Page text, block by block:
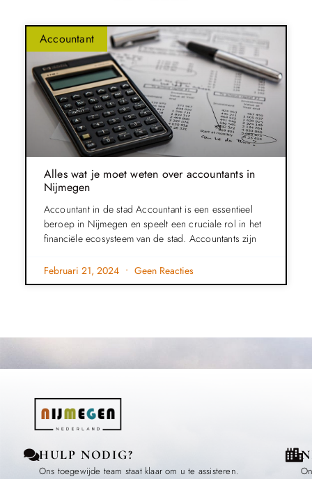
Accountant
Alles wat je moet weten over accountants in
Nijmegen
Accountant in de stad Accountant is een essentieel
beroep in Nijmegen en speelt een cruciale rol in het
financiële ecosysteem van de stad. Accountants zijn
Februari 21, 2024 Geen Reacties
HULP NODIG?
Ons toegewijde team staat klaar om u te assisteren.